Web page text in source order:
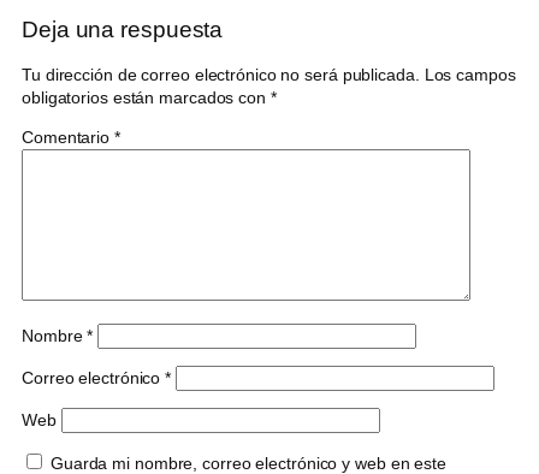
Deja una respuesta
Tu dirección de correo electrónico no será publicada.
Los campos
obligatorios están marcados con *
Comentario *
Nombre*
Correo electrónico*
Web
Guarda mi nombre, correo electrónico y web en este